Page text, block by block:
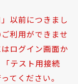
以前につきまし
利用ができませ
ログイン画面か
テスト用接続
てください。